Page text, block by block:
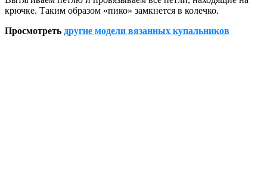
крючке. Таким образом «пико» замкнется в колечко.
Просмотреть другие модели вязанных купальников